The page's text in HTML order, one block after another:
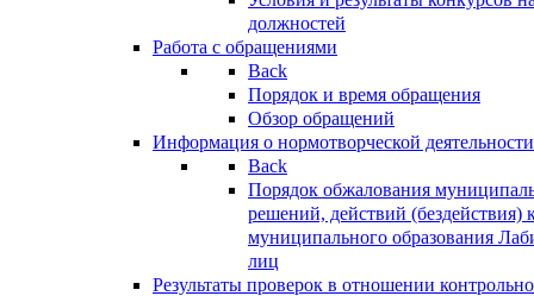
должностей
Работа с обращениями
Back
Порядок и время обращения
Обзор обращений
Информация о нормотворческой деятельности
Back
Порядок обжалования
решений, действий (бездействия)
муниципального образования
лиц
Результаты проверок в отношении